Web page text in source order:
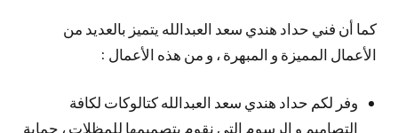
كما أن فني حداد هندي سعد العبدالله يتميز بالعديد من
الأعمال المميزة و المبهرة ، و من هذه الأعمال :
وفر لكم حداد هندي سعد العبدالله كتالوكات لكافة
التصاميم و الرسوم التي نقوم بتصميمها للمظلات ، حماية